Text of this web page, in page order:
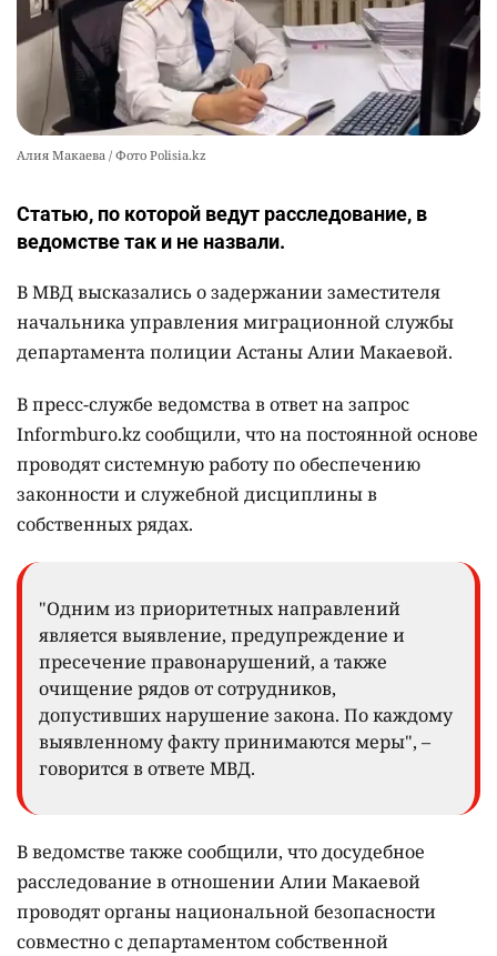
Алия Макаева / Фото Polisia.kz
Статью, по которой ведут расследование, в
ведомстве так и не назвали.
В МВД высказались о задержании заместителя
начальника управления миграционной службы
департамента полиции Астаны Алии Макаевой.
В пресс-службе ведомства в ответ на запрос
Informburo.kz сообщили, что на постоянной основе
проводят системную работу по обеспечению
законности и служебной дисциплины в
собственных рядах.
"Одним из приоритетных направлений
является выявление, предупреждение и
пресечение правонарушений, а также
очищение рядов от сотрудников,
допустивших нарушение закона. По каждому
выявленному факту принимаются меры", –
говорится в ответе МВД.
В ведомстве также сообщили, что досудебное
расследование в отношении Алии Макаевой
проводят органы национальной безопасности
совместно с департаментом собственной